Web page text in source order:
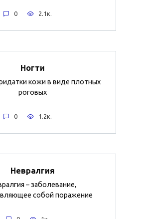
0 2.1к.
Ногти
кожи в виде плотных
роговых
0 1.2к.
Невралгия
– заболевание,
собой поражение